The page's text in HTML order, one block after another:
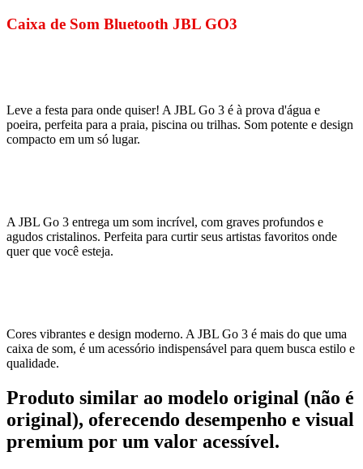
Caixa de Som Bluetooth JBL GO3
Leve a festa para onde quiser! A JBL Go 3 é à prova d'água e
poeira, perfeita para a praia, piscina ou trilhas. Som potente e design
compacto em um só lugar.
A JBL Go 3 entrega um som incrível, com graves profundos e
agudos cristalinos. Perfeita para curtir seus artistas favoritos onde
quer que você esteja.
Cores vibrantes e design moderno. A JBL Go 3 é mais do que uma
caixa de som, é um acessório indispensável para quem busca estilo e
qualidade.
Produto similar ao modelo original (não é
original), oferecendo desempenho e visual
premium por um valor acessível.